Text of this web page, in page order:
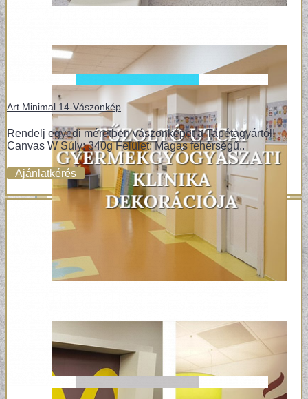
Art Minimal 14-Vászonkép
Rendelj egyedi méretben vászonképet a Tapétagyártól!
Canvas W Súly: 340g Felület: Magas fehérségű..
Ajánlatkérés